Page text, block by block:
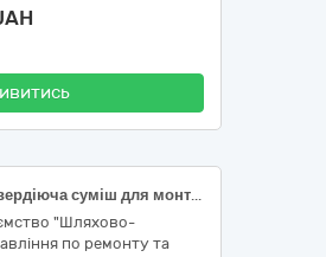
Монтажна швидкотвердіюча суміш для монтажу чавунних люків та дощоприймачів (ДК 021:2015 – 44110000-4 -Конструкційні матеріали)
"Шляхово-
по ремонту та